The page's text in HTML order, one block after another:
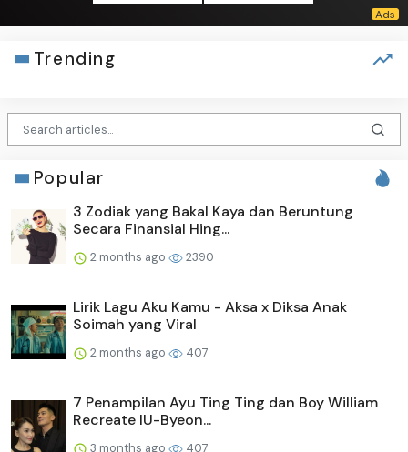
Trending
Popular
3 Zodiak yang Bakal Kaya dan Beruntung
Secara Finansial Hing...
2 months ago 2390
Lirik Lagu Aku Kamu - Aksa x Diksa Anak
Soimah yang Viral
2 months ago 407
7 Penampilan Ayu Ting Ting dan Boy William
Recreate IU-Byeon...
3 months ago 407